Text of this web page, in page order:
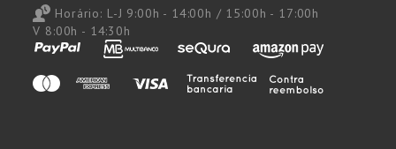
Horário: L-J 9:00h - 14:00h / 15:00h - 17:00h
V 8:00h - 14:30h